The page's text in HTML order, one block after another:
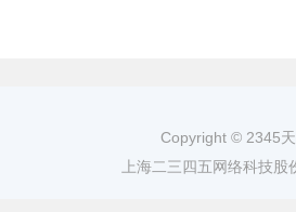
Copyright © 2345
上海二三四五网络科技股